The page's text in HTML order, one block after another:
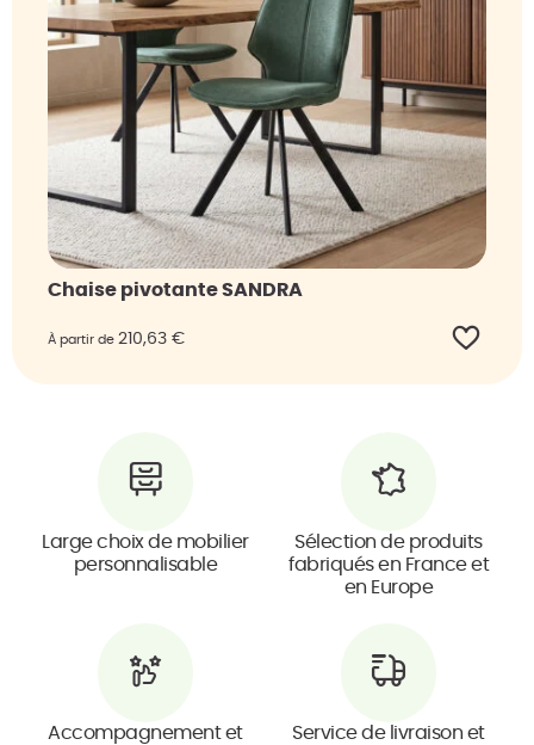
Chaise pivotante SANDRA
À partir de 210,63 €
Large choix de mobilier
personnalisable
Sélection de produits
fabriqués en France et
en Europe
Accompagnement et
Service de livraison et